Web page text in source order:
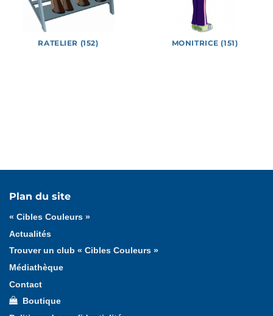
RATELIER (152) MONITRICE (151)
Vidéos
Plan du site
« Cibles Couleurs »
Actualités
Trouver un club « Cibles Couleurs »
Médiathèque
Contact
Boutique